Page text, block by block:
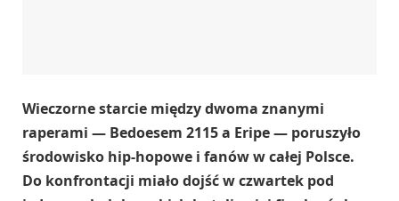
Wieczorne starcie między dwoma znanymi
raperami — Bedoesem 2115 a Eripe — poruszyło
środowisko hip-hopowe i fanów w całej Polsce.
Do konfrontacji miało dojść w czwartek pod